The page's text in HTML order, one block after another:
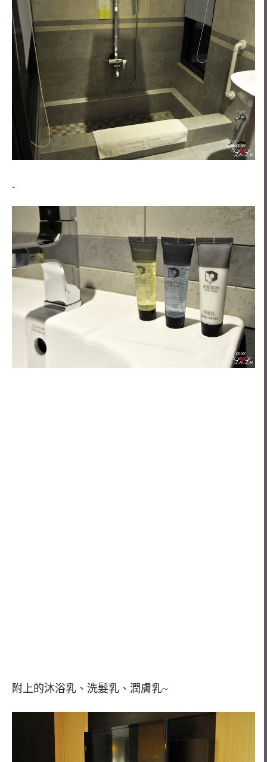
附上的沐浴乳、洗髮乳、潤膚乳~